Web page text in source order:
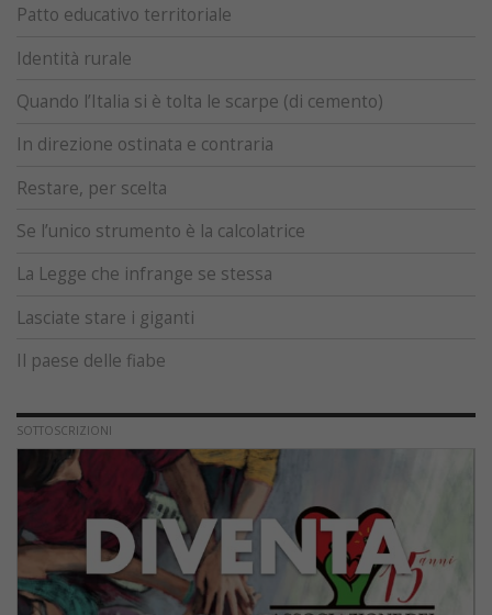
Patto educativo territoriale
Identità rurale
Quando l’Italia si è tolta le scarpe (di cemento)
In direzione ostinata e contraria
Restare, per scelta
Se l’unico strumento è la calcolatrice
La Legge che infrange se stessa
Lasciate stare i giganti
Il paese delle fiabe
SOTTOSCRIZIONI